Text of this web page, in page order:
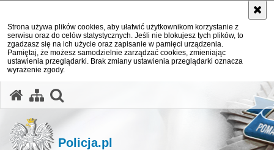
Strona używa plików cookies, aby ułatwić użytkownikom korzystanie z
serwisu oraz do celów statystycznych. Jeśli nie blokujesz tych plików, to
zgadzasz się na ich użycie oraz zapisanie w pamięci urządzenia.
Pamiętaj, że możesz samodzielnie zarządzać cookies, zmieniając
ustawienia przeglądarki. Brak zmiany ustawienia przeglądarki oznacza
wyrażenie zgody.
Policja.pl